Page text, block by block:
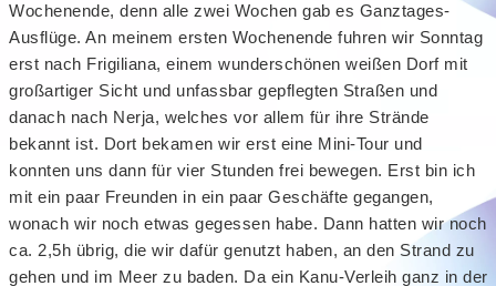
Wochenende, denn alle zwei Wochen gab es Ganztages-
Ausflüge. An meinem ersten Wochenende fuhren wir Sonntag
erst nach Frigiliana, einem wunderschönen weißen Dorf mit
großartiger Sicht und unfassbar gepflegten Straßen und
danach nach Nerja, welches vor allem für ihre Strände
bekannt ist. Dort bekamen wir erst eine Mini-Tour und
konnten uns dann für vier Stunden frei bewegen. Erst bin ich
mit ein paar Freunden in ein paar Geschäfte gegangen,
wonach wir noch etwas gegessen habe. Dann hatten wir noch
ca. 2,5h übrig, die wir dafür genutzt haben, an den Strand zu
gehen und im Meer zu baden. Da ein Kanu-Verleih ganz in der